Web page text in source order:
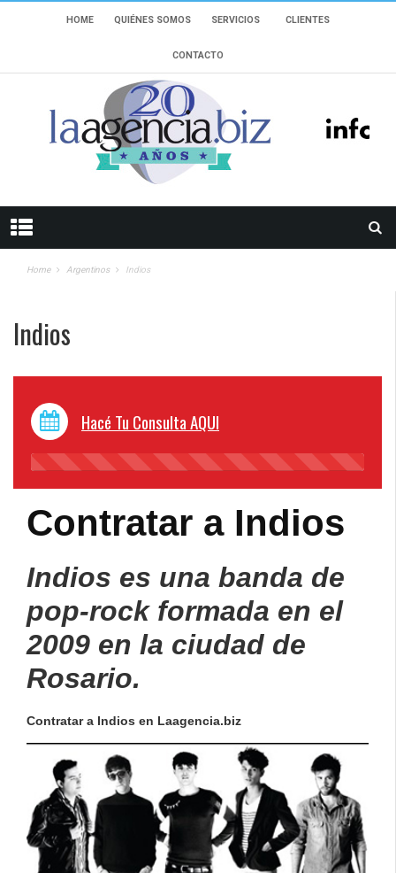
HOME QUIÉNES SOMOS SERVICIOS CLIENTES
CONTACTO
Home Argentinos Indios
Indios
Hacé Tu Consulta AQUI
45%
Contratar a Indios
Indios es una banda de
pop-rock formada en el
2009 en la ciudad de
Rosario.
Contratar a Indios en Laagencia.biz